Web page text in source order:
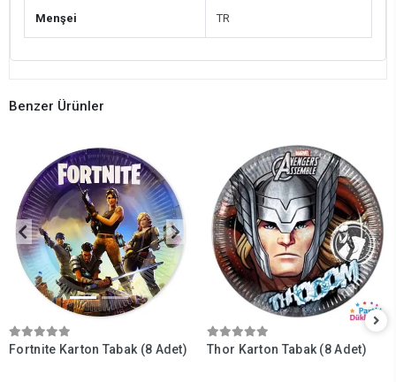
Menşei TR
Benzer Ürünler
Fortnite Karton Tabak (8 Adet) Thor Karton Tabak (8 Adet)